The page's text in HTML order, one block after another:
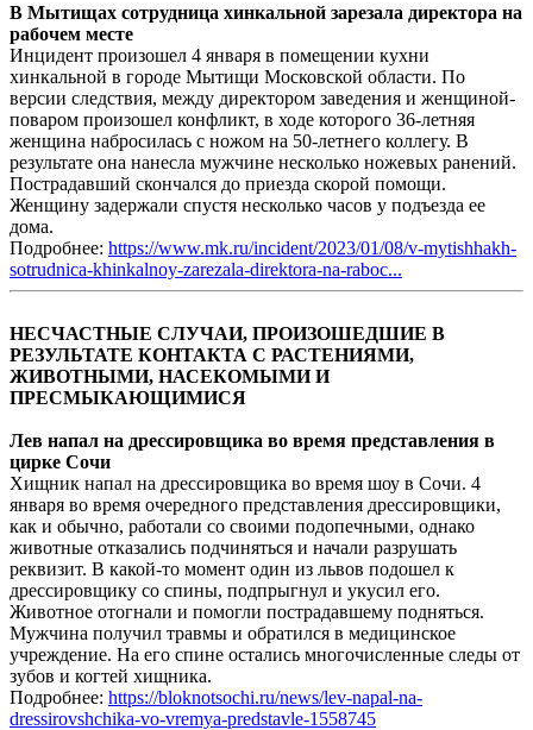
В Мытищах сотрудница хинкальной зарезала директора на
рабочем месте
Инцидент произошел 4 января в помещении кухни
хинкальной в городе Мытищи Московской области. По
версии следствия, между директором заведения и женщиной-
поваром произошел конфликт, в ходе которого 36-летняя
женщина набросилась с ножом на 50-летнего коллегу. В
результате она нанесла мужчине несколько ножевых ранений.
Пострадавший скончался до приезда скорой помощи.
Женщину задержали спустя несколько часов у подъезда ее
дома.
Подробнее: https://www.mk.ru/incident/2023/01/08/v-mytishhakh-
sotrudnica-khinkalnoy-zarezala-direktora-na-raboc...
НЕСЧАСТНЫЕ СЛУЧАИ, ПРОИЗОШЕДШИЕ В
РЕЗУЛЬТАТЕ КОНТАКТА С РАСТЕНИЯМИ,
ЖИВОТНЫМИ, НАСЕКОМЫМИ И
ПРЕСМЫКАЮЩИМИСЯ
Лев напал на дрессировщика во время представления в
цирке Сочи
Хищник напал на дрессировщика во время шоу в Сочи. 4
января во время очередного представления дрессировщики,
как и обычно, работали со своими подопечными, однако
животные отказались подчиняться и начали разрушать
реквизит. В какой-то момент один из львов подошел к
дрессировщику со спины, подпрыгнул и укусил его.
Животное отогнали и помогли пострадавшему подняться.
Мужчина получил травмы и обратился в медицинское
учреждение. На его спине остались многочисленные следы от
зубов и когтей хищника.
Подробнее: https://bloknotsochi.ru/news/lev-napal-na-
dressirovshchika-vo-vremya-predstavle-1558745